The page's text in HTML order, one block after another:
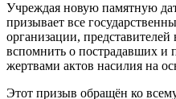
Учреждая новую памятную
призывает все
организации,
вспомнить о пострадавших и
жертвами актов насилия на
Этот призыв обращён ко